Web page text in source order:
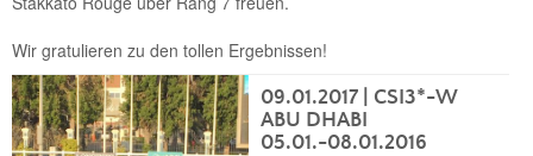
Wir gratulieren zu den tollen Ergebnissen!
09.01.2017 | CSI3*-W
ABU DHABI
05.01.-08.01.2016